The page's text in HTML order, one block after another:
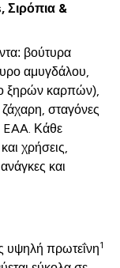
Σιρόπια &
βούτυρα
αμυγδάλου,
ξηρών καρπών),
σταγόνες
Κάθε
χρήσεις,
και
υψηλή πρωτεΐνη1